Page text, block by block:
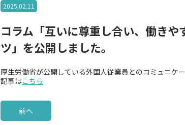
2025.02.11
コラム「互いに尊重し合い、働き
ツ」を公開しました。
厚生労働省が公開している外国人従業員とのコミュニケ
記事はこちら
前へ